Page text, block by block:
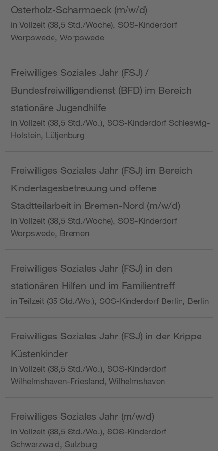
Osterholz-Scharmbeck (m/w/d)
in Vollzeit (38,5 Std./Woche), SOS-Kinderdorf
Worpswede, Worpswede
Freiwilliges Soziales Jahr (FSJ) /
Bundesfreiwilligendienst (BFD) im Bereich
stationäre Jugendhilfe
in Vollzeit (38,5 Std./Wo.), SOS-Kinderdorf Schleswig-
Holstein, Lütjenburg
Freiwilliges Soziales Jahr (FSJ) im Bereich
Kindertagesbetreuung und offene
Stadtteilarbeit in Bremen-Nord (m/w/d)
in Vollzeit (38,5 Std./Woche), SOS-Kinderdorf
Worpswede, Bremen
Freiwilliges Soziales Jahr (FSJ) in den
stationären Hilfen und im Familientreff
in Teilzeit (35 Std./Wo.), SOS-Kinderdorf Berlin, Berlin
Freiwilliges Soziales Jahr (FSJ) in der Krippe
Küstenkinder
in Vollzeit (38,5 Std./Wo.), SOS-Kinderdorf
Wilhelmshaven-Friesland, Wilhelmshaven
Freiwilliges Soziales Jahr (m/w/d)
in Vollzeit (38,5 Std./Wo.), SOS-Kinderdorf
Schwarzwald, Sulzburg